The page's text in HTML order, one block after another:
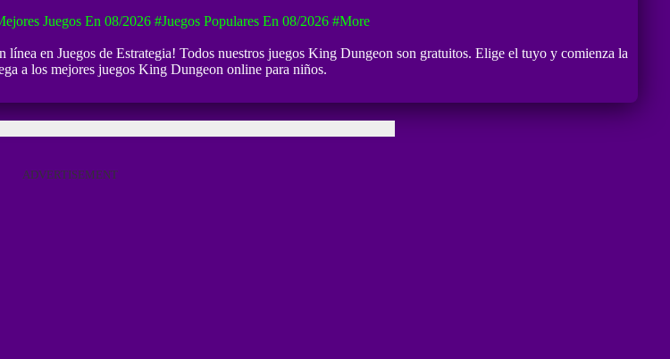
Juegos En 08/2026 #Juegos Populares En 08/2026 #more
en Juegos de Estrategia! Todos nuestros juegos King Dungeon son gratuitos. Elige el tuyo y comienza la
a los mejores juegos King Dungeon online para niños.
ADVERTISEMENT